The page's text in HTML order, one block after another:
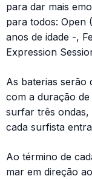
para dar mais
para todos: Open
anos de idade -,
Expression
As baterias serão
com a duração
surfar três ondas,
cada surfista
Ao término de
mar em direção